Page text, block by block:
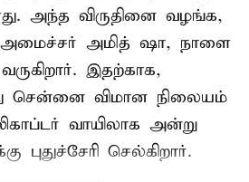
அந்த விருதினை வழங்க,
அமித் ஷா, நாளை
வருகிறார். இதற்காக,
சென்னை விமான நிலையம்
வாயிலாக அன்று
புதுச்சேரி செல்கிறார்.